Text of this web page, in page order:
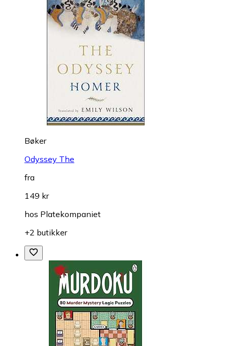
Bøker
Odyssey The
fra
149 kr
hos Platekompaniet
+2 butikker